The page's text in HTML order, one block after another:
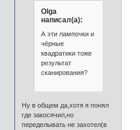
Olga
написал(а):
А эти лампочки и
чёрные
квадратики тоже
результат
сканирования?
Ну в общем да,хотя я понял
где закосячил,но
переделывать не захотел(в